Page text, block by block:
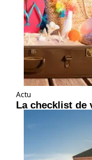
Actu
La checklist de